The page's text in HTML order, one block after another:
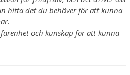
hittadet du behöver för att kunna
och kunskap för att kunna